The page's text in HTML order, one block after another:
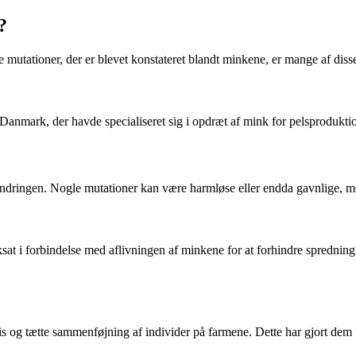
der er blevet konstateret blandt minkene, er mange af
der havde specialiseret sig i opdræt af mink for
Nogle mutationer kan være harmløse eller endda gavnlige,
i forbindelse med aflivningen af minkene for at forhindre
tætte sammenføjning af individer på farmene. Dette har gjort